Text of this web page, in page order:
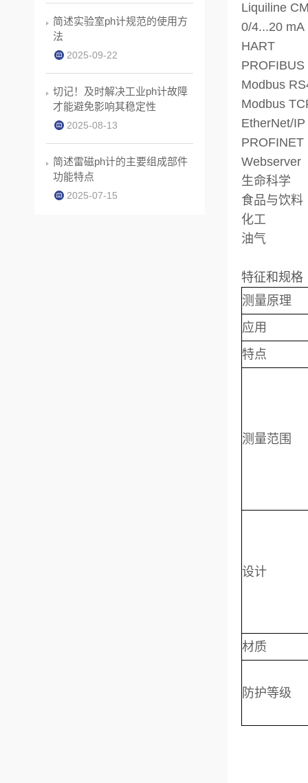
Liquiline
0/4...20 mA
HART
PROFIBUS
Modbus
Modbus
EtherNet/IP
PROFINET
Webserver
生命科学
食品与饮料
化工
油气
特征和规格
测量原
应用
特点
测量范围
设计
材质
防护等级
简述实验室ph计规范的使用方
法
2025-09-22
切记！及时解决工业ph计故障
才能避免影响其稳定性
2025-08-13
简述雷磁ph计的主要组成部件
功能特点
2025-07-15